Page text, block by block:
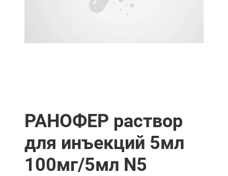
РАНОФЕР раствор
для инъекций 5мл
100мг/5мл N5